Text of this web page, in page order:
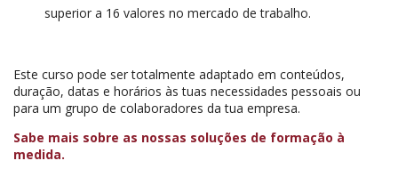
superior a 16 valores no mercado de trabalho.
Este curso pode ser totalmente adaptado em conteúdos,
duração, datas e horários às tuas necessidades pessoais ou
para um grupo de colaboradores da tua empresa.
Sabe mais sobre as nossas soluções de formação à
medida.